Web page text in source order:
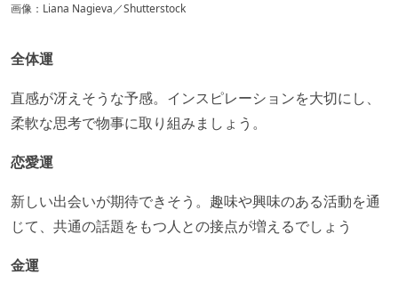
画像：Liana Nagieva／Shutterstock
全体運
​直感が冴えそうな予感。インスピレーションを大切にし、
柔軟な思考で物事に取り組みましょう。​
恋愛運
​新しい出会いが期待できそう。趣味や興味のある活動を通
じて、共通の話題をもつ人との接点が増えるでしょう​
金運